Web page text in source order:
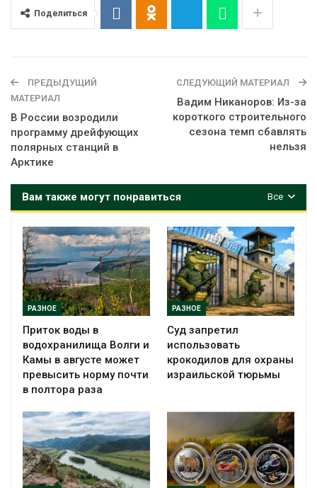
Поделиться
ПРЕДЫДУЩИЙ
МАТЕРИАЛ
В России возродили
программу дрейфующих
полярных станций в
Арктике
СЛЕДУЮЩИЙ МАТЕРИАЛ
Вадим Никаноров: Из-за
короткого строительного
сезона темп сбавлять
нельзя
Все
Вам также могут понравиться
РАЗНОЕ
Приток воды в
водохранилища Волги и
Камы в августе может
превысить норму почти
в полтора раза
РАЗНОЕ
Суд запретил
использовать
крокодилов для охраны
израильской тюрьмы